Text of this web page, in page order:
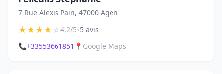
7 Rue Alexis Pain, 47000 Agen
★★★★☆4.2/5•5 avis
📞+33553661851 📍 Google Maps